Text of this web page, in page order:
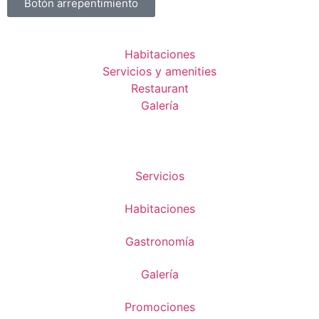
Botón arrepentimiento
Habitaciones
Servicios y amenities
Restaurant
Galería
Servicios
Habitaciones
Gastronomía
Galería
Promociones